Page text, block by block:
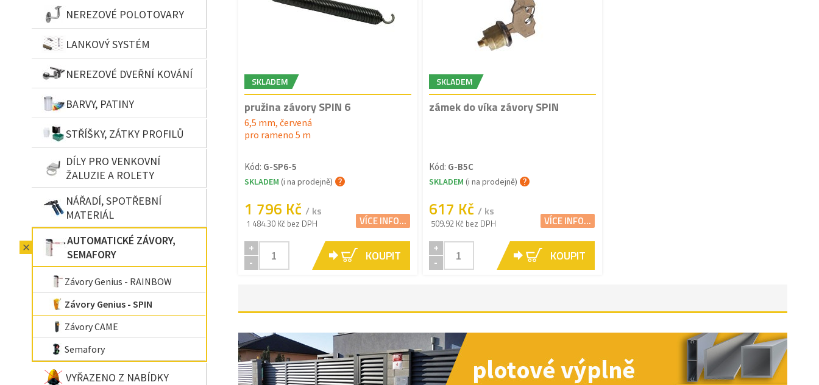
NEREZOVÉ POLOTOVARY
LANKOVÝ SYSTÉM
NEREZOVÉ DVEŘNÍ KOVÁNÍ
BARVY, PATINY
STŘÍŠKY, ZÁTKY PROFILŮ
DÍLY PRO VENKOVNÍ
ŽALUZIE A ROLETY
NÁŘADÍ, SPOTŘEBNÍ
MATERIÁL
AUTOMATICKÉ ZÁVORY,
SEMAFORY
Závory Genius - RAINBOW
Závory Genius - SPIN
Závory CAME
Semafory
VYŘAZENO Z NABÍDKY
SKLADEM
pružina závory SPIN 6
6,5 mm, červená
pro rameno 5 m
Kód: G-SP6-5
SKLADEM (i na prodejně)
1 796 Kč / ks
1 484.30 Kč bez DPH VÍCE INFO...
+
-
KOUPIT
SKLADEM
zámek do víka závory SPIN
Kód: G-B5C
SKLADEM (i na prodejně)
617 Kč / ks
509.92 Kč bez DPH VÍCE INFO...
+
-
KOUPIT